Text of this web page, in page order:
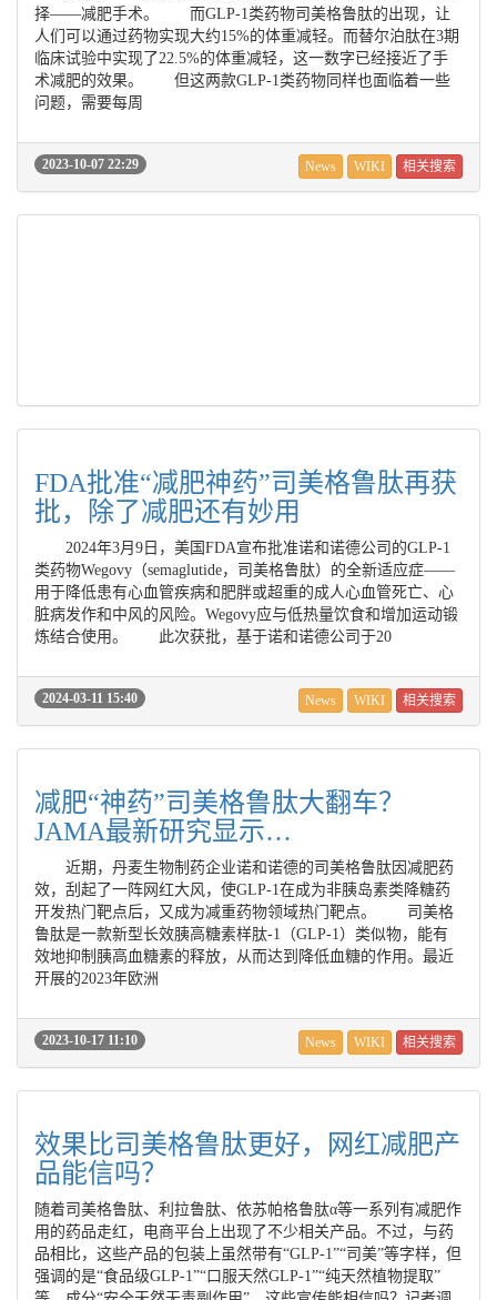
择——减肥手术。 而GLP-1类药物司美格鲁肽的出现，让
人们可以通过药物实现大约15%的体重减轻。而替尔泊肽在3期
临床试验中实现了22.5%的体重减轻，这一数字已经接近了手
术减肥的效果。 但这两款GLP-1类药物同样也面临着一些
问题，需要每周
2023-10-07 22:29 News WIKI 相关搜索
FDA批准“减肥神药”司美格鲁肽再获
批，除了减肥还有妙用
2024年3月9日，美国FDA宣布批准诺和诺德公司的GLP-1
类药物Wegovy（semaglutide，司美格鲁肽）的全新适应症——
用于降低患有心血管疾病和肥胖或超重的成人心血管死亡、心
脏病发作和中风的风险。Wegovy应与低热量饮食和增加运动锻
炼结合使用。 此次获批，基于诺和诺德公司于20
2024-03-11 15:40 News WIKI 相关搜索
减肥“神药”司美格鲁肽大翻车？
JAMA最新研究显示…
近期，丹麦生物制药企业诺和诺德的司美格鲁肽因减肥药
效，刮起了一阵网红大风，使GLP-1在成为非胰岛素类降糖药
开发热门靶点后，又成为减重药物领域热门靶点。 司美格
鲁肽是一款新型长效胰高糖素样肽-1（GLP-1）类似物，能有
效地抑制胰高血糖素的释放，从而达到降低血糖的作用。最近
开展的2023年欧洲
2023-10-17 11:10 News WIKI 相关搜索
效果比司美格鲁肽更好，网红减肥产
品能信吗？
随着司美格鲁肽、利拉鲁肽、依苏帕格鲁肽α等一系列有减肥作
用的药品走红，电商平台上出现了不少相关产品。不过，与药
品相比，这些产品的包装上虽然带有“GLP-1”“司美”等字样，但
强调的是“食品级GLP-1”“口服天然GLP-1”“纯天然植物提取”